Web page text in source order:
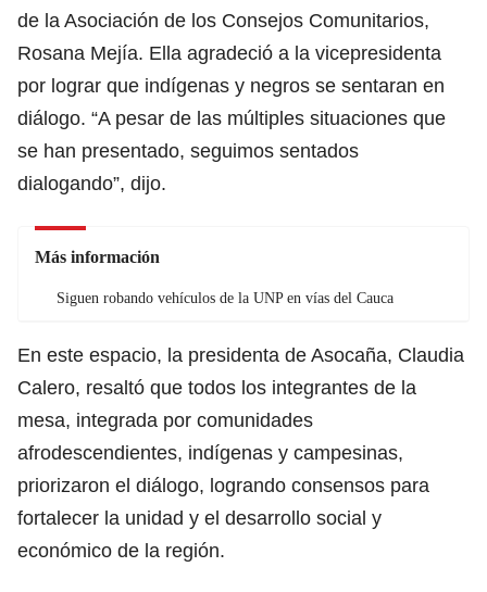
de la Asociación de los Consejos Comunitarios,
Rosana Mejía. Ella agradeció a la vicepresidenta
por lograr que indígenas y negros se sentaran en
diálogo. “A pesar de las múltiples situaciones que
se han presentado, seguimos sentados
dialogando”, dijo.
Más información
Siguen robando vehículos de la UNP en vías del Cauca
En este espacio, la presidenta de Asocaña, Claudia
Calero, resaltó que todos los integrantes de la
mesa, integrada por comunidades
afrodescendientes, indígenas y campesinas,
priorizaron el diálogo, logrando consensos para
fortalecer la unidad y el desarrollo social y
económico de la región.